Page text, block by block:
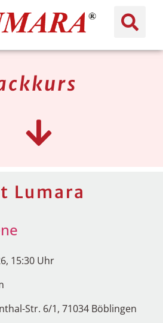
Lumara
15:30 Uhr
Str. 6/1, 71034 Böblingen